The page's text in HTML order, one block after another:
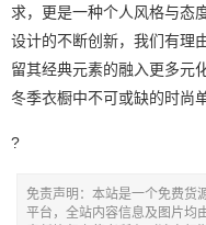
求，更是一种个人风格与态
设计的不断创新，我们有理
留其经典元素的融入更多元
冬季衣橱中不可或缺的时尚单
?
免责声明：本站是一个免费货
平台，全站内容信息及图片均